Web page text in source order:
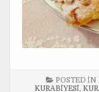
POSTED IN
KURABIYESI,